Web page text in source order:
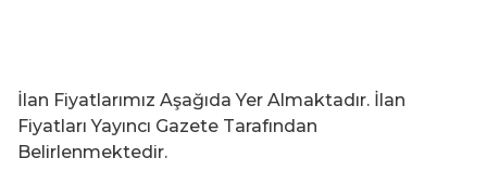
İlan Fiyatlarımız Aşağıda Yer Almaktadır. İlan
Fiyatları Yayıncı Gazete Tarafından
Belirlenmektedir.